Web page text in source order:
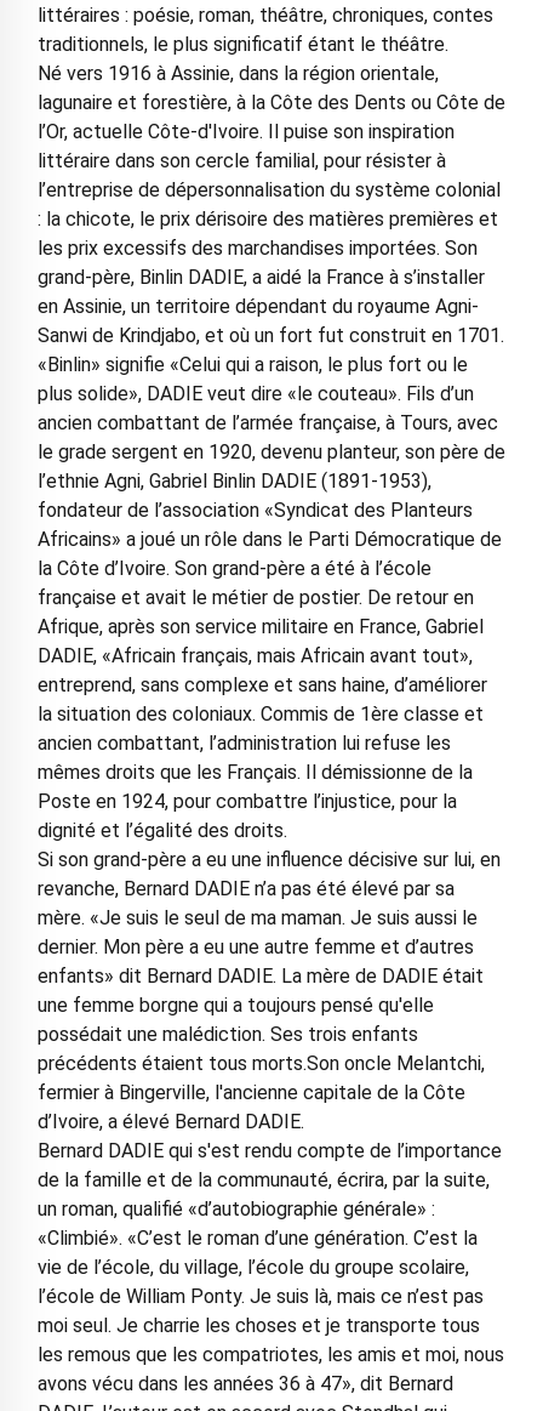
littéraires : poésie, roman, théâtre, chroniques, contes
traditionnels, le plus significatif étant le théâtre.
Né vers 1916 à Assinie, dans la région orientale,
lagunaire et forestière, à la Côte des Dents ou Côte de
l’Or, actuelle Côte-d'Ivoire. Il puise son inspiration
littéraire dans son cercle familial, pour résister à
l’entreprise de dépersonnalisation du système colonial
: la chicote, le prix dérisoire des matières premières et
les prix excessifs des marchandises importées. Son
grand-père, Binlin DADIE, a aidé la France à s’installer
en Assinie, un territoire dépendant du royaume Agni-
Sanwi de Krindjabo, et où un fort fut construit en 1701.
«Binlin» signifie «Celui qui a raison, le plus fort ou le
plus solide», DADIE veut dire «le couteau». Fils d’un
ancien combattant de l’armée française, à Tours, avec
le grade sergent en 1920, devenu planteur, son père de
l’ethnie Agni, Gabriel Binlin DADIE (1891-1953),
fondateur de l’association «Syndicat des Planteurs
Africains» a joué un rôle dans le Parti Démocratique de
la Côte d’Ivoire. Son grand-père a été à l’école
française et avait le métier de postier. De retour en
Afrique, après son service militaire en France, Gabriel
DADIE, «Africain français, mais Africain avant tout»,
entreprend, sans complexe et sans haine, d’améliorer
la situation des coloniaux. Commis de 1ère classe et
ancien combattant, l’administration lui refuse les
mêmes droits que les Français. Il démissionne de la
Poste en 1924, pour combattre l’injustice, pour la
dignité et l’égalité des droits.
Si son grand-père a eu une influence décisive sur lui, en
revanche, Bernard DADIE n’a pas été élevé par sa
mère. «Je suis le seul de ma maman. Je suis aussi le
dernier. Mon père a eu une autre femme et d’autres
enfants» dit Bernard DADIE. La mère de DADIE était
une femme borgne qui a toujours pensé qu'elle
possédait une malédiction. Ses trois enfants
précédents étaient tous morts.Son oncle Melantchi,
fermier à Bingerville, l'ancienne capitale de la Côte
d’Ivoire, a élevé Bernard DADIE.
Bernard DADIE qui s'est rendu compte de l’importance
de la famille et de la communauté, écrira, par la suite,
un roman, qualifié «d’autobiographie générale» :
«Climbié». «C’est le roman d’une génération. C’est la
vie de l’école, du village, l’école du groupe scolaire,
l’école de William Ponty. Je suis là, mais ce n’est pas
moi seul. Je charrie les choses et je transporte tous
les remous que les compatriotes, les amis et moi, nous
avons vécu dans les années 36 à 47», dit Bernard